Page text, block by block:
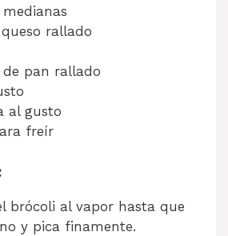
rallado
de pan rallado
al gusto
freír
brócoli al vapor hasta que
y pica finamente.